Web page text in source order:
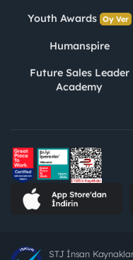
Youth Awards Oy Ver
Humanspire
Future Sales Leader
Academy
STJ İnsan